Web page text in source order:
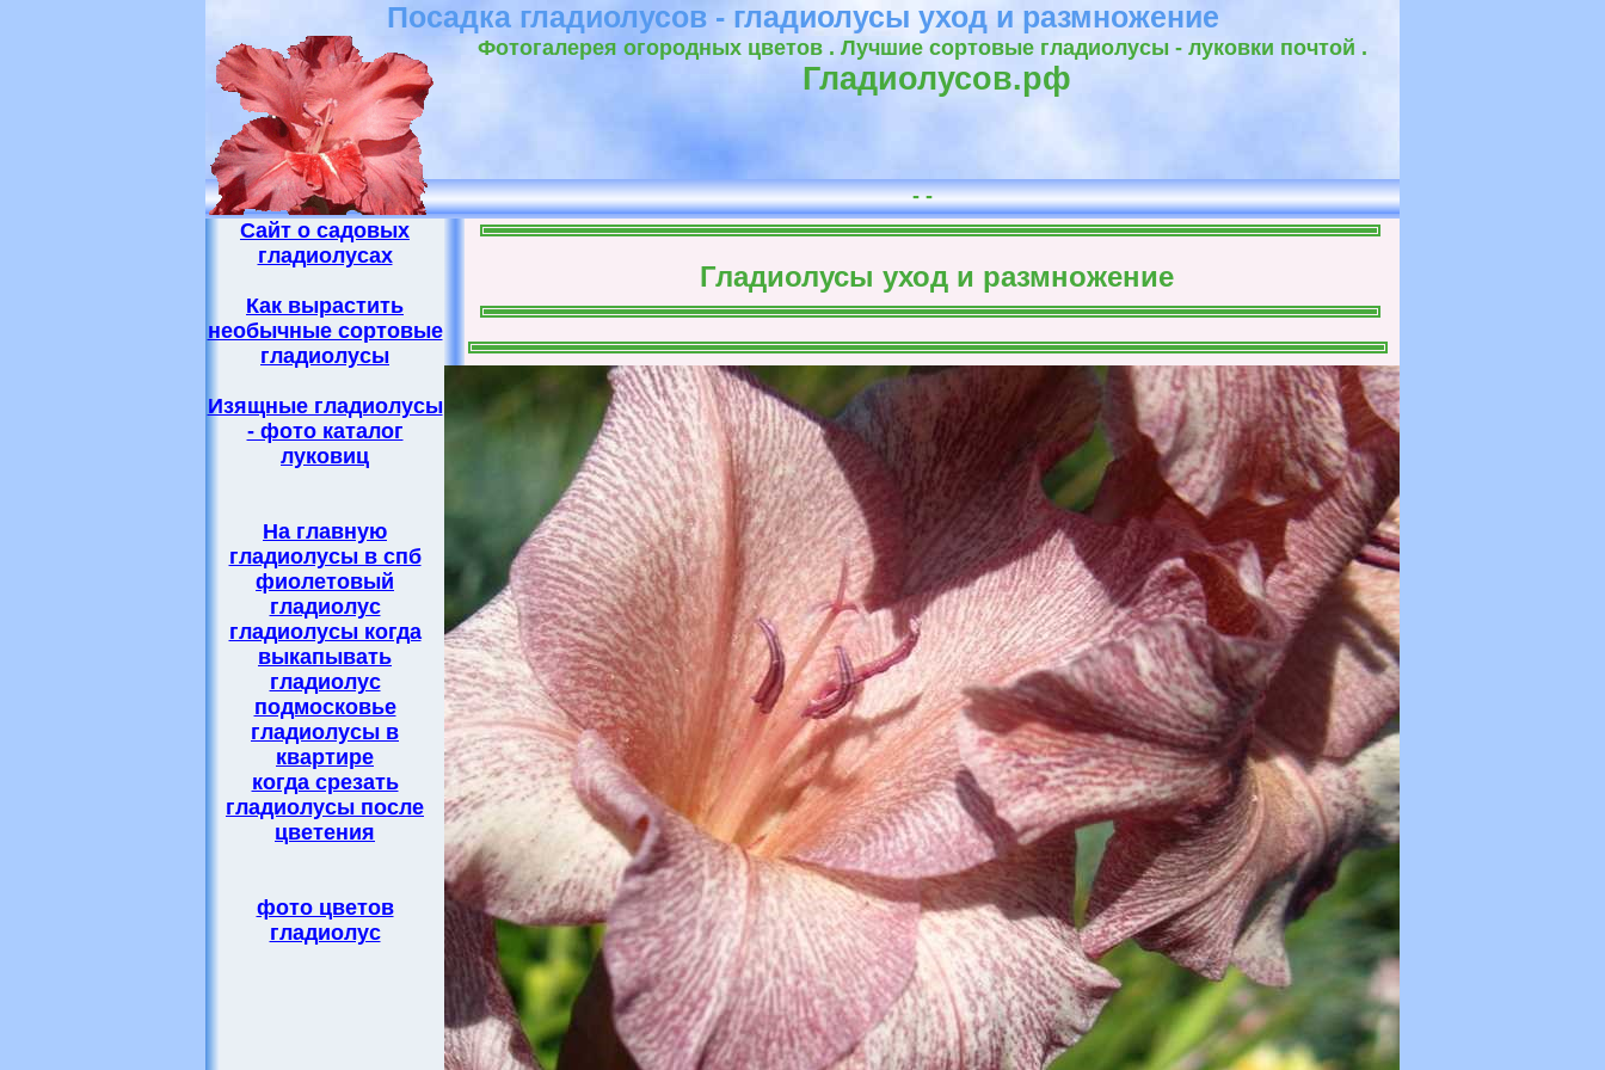
Посадка гладиолусов - гладиолусы уход и размножение
Фотогалерея огородных цветов . Лучшие сортовые гладиолусы - луковки почтой .
Гладиолусов.рф
- -
Сайт о садовых
гладиолусах
Как вырастить
необычные сортовые
гладиолусы
Изящные гладиолусы
- фото каталог
луковиц
На главную
гладиолусы в спб
фиолетовый
гладиолус
гладиолусы когда
выкапывать
гладиолус
подмосковье
гладиолусы в
квартире
когда срезать
гладиолусы после
цветения
фото цветов
гладиолус
Гладиолусы уход и размножение